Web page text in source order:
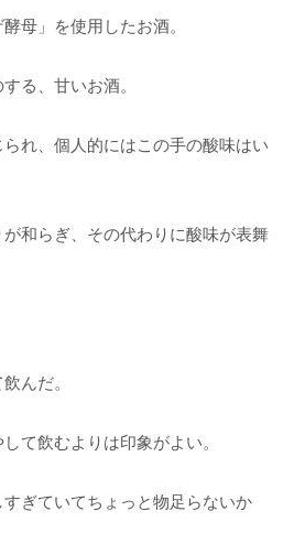
母」を使用したお酒。
る、甘いお酒。
れ、個人的にはこの手の酸味はい
和らぎ、その代わりに酸味が表舞
んだ。
て飲むよりは印象がよい。
ぎていてちょっと物足らないか